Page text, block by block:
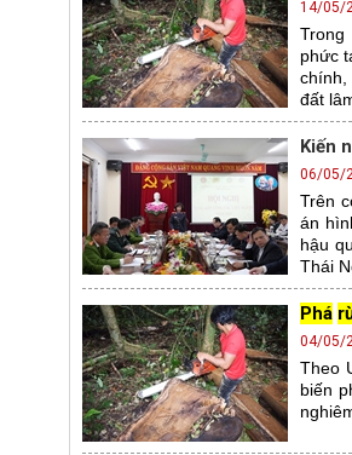
14/05/
Trong
phức
chính,
đất
Kiến
06/05/
Trên
án
hậu
Thái
Phá
04/05/
Theo
biến